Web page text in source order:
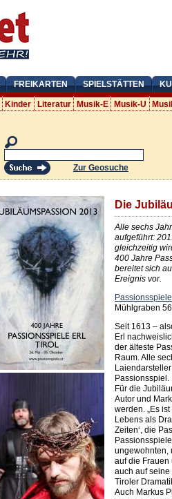
FREIKARTEN SPIELSTÄTTEN
Kinder Literatur Musik-E Musik-U
Zur Geosuche
Die
Alle sechs
aufgeführt:
gleichzeitig
400 Jahre
bereitet sich
Ereignis vor.
Mühlgraben
Seit 1613 –
Erl
der älteste
Raum. Alle
Passionsspiel.
Für die
Autor und
werden. „Es
Lebens als
Zeiten‘, die
ungewohnten,
auf die Frauen
auch auf seine
Tiroler
Auch Markus